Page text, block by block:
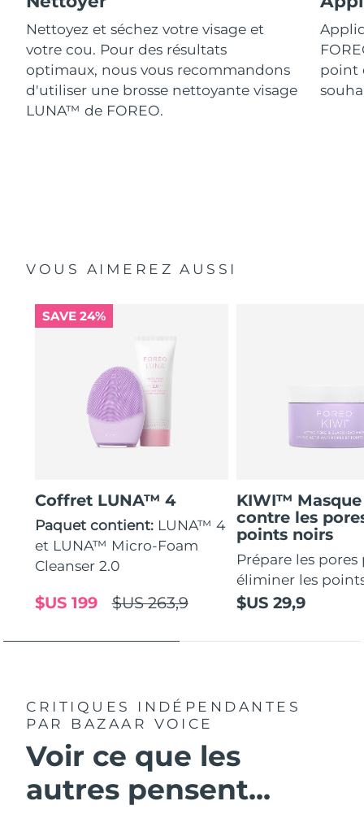
Nettoyez et séchez votre visage et
votre cou. Pour des résultats
optimaux, nous vous recommandons
d'utiliser une brosse nettoyante visage
LUNA™ de FOREO.
point
VOUS AIMEREZ AUSSI
SAVE 24%
Coffret LUNA™ 4
Paquet contient: LUNA™ 4
et LUNA™ Micro-Foam
Cleanser 2.0
$US 263,9
$US 199
KIWI™
contre les
points noirs
Prépare les
éliminer les
$US 29,9
CRITIQUES INDÉPENDANTES
PAR BAZAAR VOICE
Voir ce que les
autres pensent...